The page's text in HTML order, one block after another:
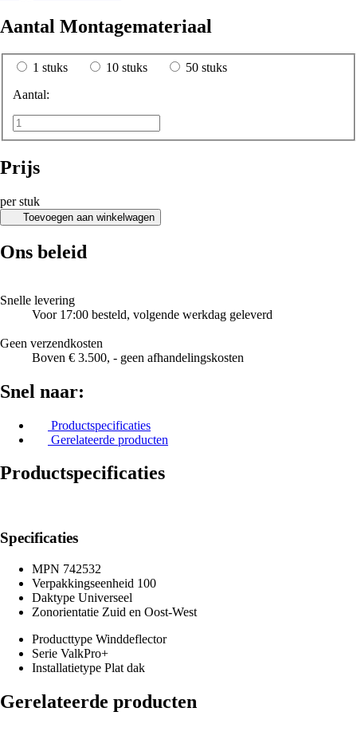
Aantal Montagemateriaal
1 stuks 10 stuks
50 stuks
Aantal:
Prijs
per stuk
Toevoegen aan winkelwagen
Ons beleid
Snelle levering
Voor 17:00 besteld, volgende werkdag geleverd
Geen verzendkosten
Boven € 3.500, - geen afhandelingskosten
Snel naar:
Productspecificaties
Gerelateerde producten
Productspecificaties
Specificaties
MPN 742532
Verpakkingseenheid 100
Daktype Universeel
Zonorientatie Zuid en Oost-West
Producttype Winddeflector
Serie ValkPro+
Installatietype Plat dak
Gerelateerde producten